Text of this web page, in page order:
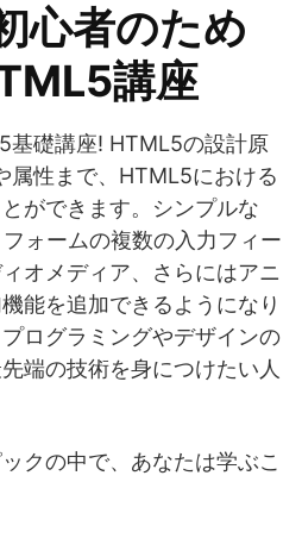
心者のため
講座
基礎講座! HTML5の設計原
属性まで、HTML5における
ができます。シンプルな
ォームの複数の入力フィー
オメディア、さらにはアニ
能を追加できるようになり
ログラミングやデザインの
端の技術を身につけたい人
クの中で、あなたは学ぶこ